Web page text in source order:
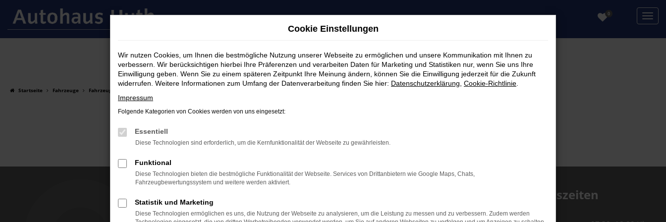
Zum
Hauptinhalt
0
Startseite Fahrzeuge Fahrzeugsuche
Autohaus Huth GmbH
Öffnungszeiten
Service
Cookie Einstellungen
Wir nutzen Cookies, um Ihnen die bestmögliche Nutzung unserer Webseite zu ermöglichen und unsere Kommunikation mit Ihnen zu
verbessern. Wir berücksichtigen hierbei Ihre Präferenzen und verarbeiten Daten für Marketing und Statistiken nur, wenn Sie uns Ihre
Einwilligung geben. Wenn Sie zu einem späteren Zeitpunkt Ihre Meinung ändern, können Sie die Einwilligung jederzeit für die Zukunft
widerrufen. Weitere Informationen zum Umfang der Datenverarbeitung finden Sie hier: Datenschutzerklärung Cookie-Richtlinie
Impressum
Folgende Kategorien von Cookies werden von uns eingesetzt:
Essentiell
Diese Technologien sind erforderlich, um die Kernfunktionalität der Webseite zu gewährleisten.
Funktional
Diese Technologien bieten die bestmögliche Funktionalität der Webseite. Services von Drittanbietern wie Google Maps, Chats,
Fahrzeugbewertungssystem und weitere werden aktiviert.
Statistik und Marketing
Diese Technologien ermöglichen es uns, die Nutzung der Webseite zu analysieren, um die Leistung zu messen und zu verbessern. Zudem werden